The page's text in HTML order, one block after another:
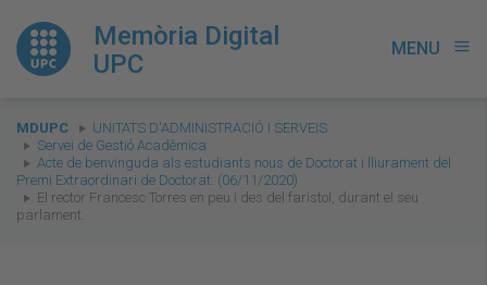
Memòria Digital
UPC
MENU menu
You
are
here:
MDUPC
UNITATS D'ADMINISTRACIÓ I SERVEIS
Servei de Gestió Acadèmica
Acte de benvinguda als estudiants nous de Doctorat i lliurament del
Premi Extraordinari de Doctorat. (06/11/2020)
El rector Francesc Torres en peu i des del faristol, durant el seu
parlament.